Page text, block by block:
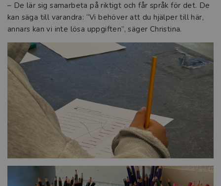
– De lär sig samarbeta på riktigt och får språk för det. De
kan säga till varandra: “Vi behöver att du hjälper till här,
annars kan vi inte lösa uppgiften”, säger Christina.